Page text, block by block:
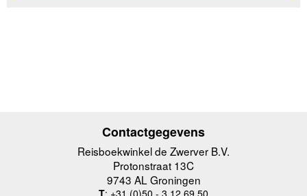
Contactgegevens
Reisboekwinkel de Zwerver B.V.
Protonstraat 13C
9743 AL Groningen
T: +31 (0)50 - 3 12 69 50